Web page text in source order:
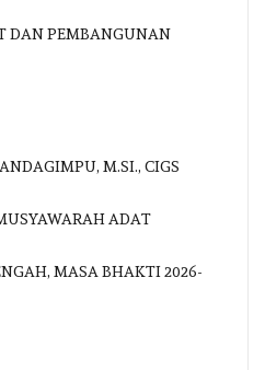
DAN PEMBANGUNAN
M.SI., CIGS
ADAT
MASA BHAKTI 2026-